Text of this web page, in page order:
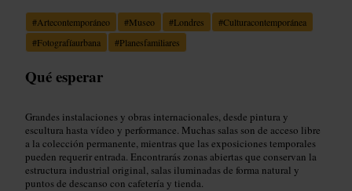
#Artecontemporáneo #Museo #Londres #Culturacontemporánea
#Fotografíaurbana #Planesfamiliares
Qué esperar
Grandes instalaciones y obras internacionales, desde pintura y
escultura hasta vídeo y performance. Muchas salas son de acceso libre
a la colección permanente, mientras que las exposiciones temporales
pueden requerir entrada. Encontrarás zonas abiertas que conservan la
estructura industrial original, salas iluminadas de forma natural y
puntos de descanso con cafetería y tienda.